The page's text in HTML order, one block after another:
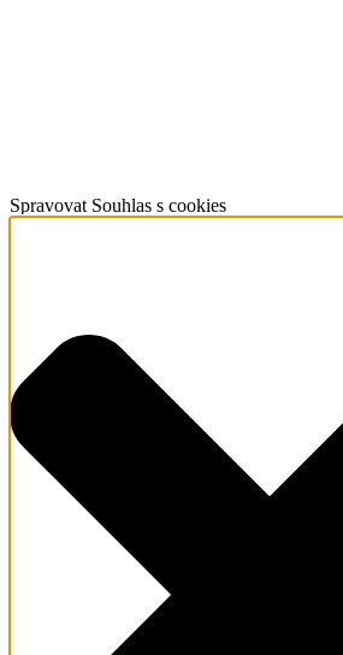
Spravovat Souhlas s cookies